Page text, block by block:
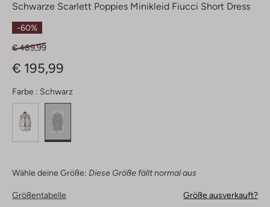
Schwarze Scarlett Poppies Minikleid Fiucci Short Dress
-60%
€ 489,99
€ 195,99
Farbe : Schwarz
Wähle deine Größe: Diese Größe fällt normal aus
Größentabelle Größe ausverkauft?